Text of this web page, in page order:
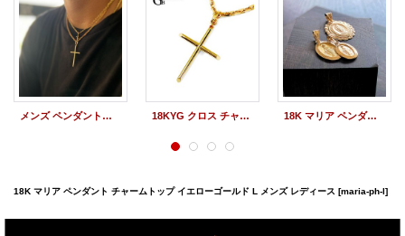
メンズ ペンダントトップ イタリ― K18 クロス ネックレス チャーム 18KYG クロス チャーム トップ イエローゴールド メンズ レディース 18K マリア ペンダント ネックレス イエローゴールド M チャーム メンズ レディース
18K マリア ペンダント チャームトップ イエローゴールド L メンズ レディース [maria-ph-l]